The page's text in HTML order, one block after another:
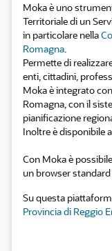
Moka è uno
Territoriale di un
in particolare nella
Romagna.
Permette di
enti, cittadini,
Moka è integrato
Romagna, con il
pianificazione
Inoltre è disponibile
Con Moka è
un browser
Su questa
Provincia di Reggio